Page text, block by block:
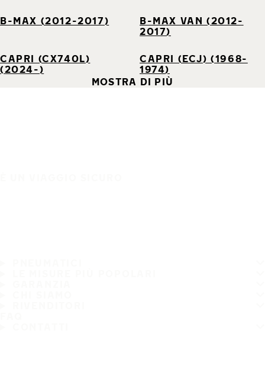
B-MAX (2012-2017)
B-MAX VAN (2012-
2017)
CAPRI (CX740L)
(2024-)
CAPRI (ECJ) (1968-
1974)
MOSTRA DI PIÙ